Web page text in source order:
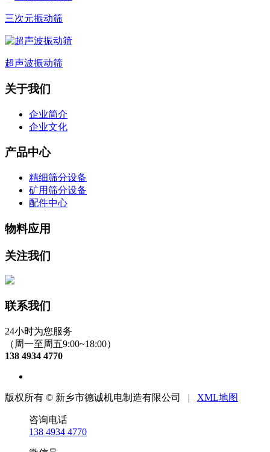
三次元振动筛
超声波振动筛
关于我们
企业简介
企业文化
产品中心
精细筛分设备
矿用筛分设备
配件中心
物料应用
关注我们
联系我们
24小时为您服务
（周一至周五9:00~18:00）
138 4934 4770
版权所有 © 新乡市德诚机电制造有限公司 | XML地图
咨询电话
138 4934 4770